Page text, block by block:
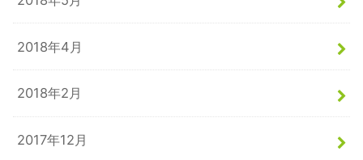
2018年4月
2018年2月
2017年12月